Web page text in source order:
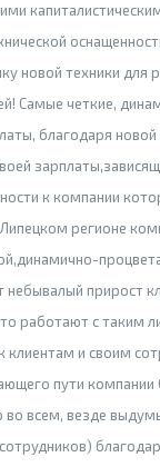
новой техники для
Самые четкие,
благодаря новой
к компании
регионе
прирост
работают с
и своим
пути
всем, везде